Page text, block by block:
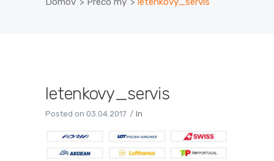
letenkovy_servis
Posted on 03.04.2017 In